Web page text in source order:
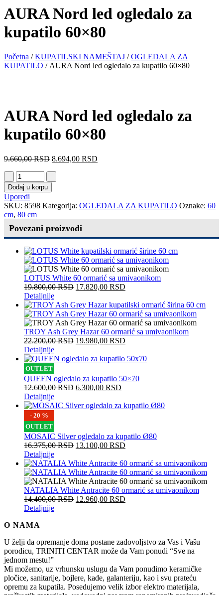
AURA Nord led ogledalo za
kupatilo 60×80
Početna /KUPATILSKI NAMEŠTAJ /OGLEDALA ZA
KUPATILO / AURA Nord led ogledalo za kupatilo 60×80
AURA Nord led ogledalo za
kupatilo 60×80
9.660,00RSD 8.694,00 RSD
Dodaj u korpu
Uporedi
SKU: 8598 Kategorija: OGLEDALA ZA KUPATILO Oznake: 60
cm, 80 cm
Povezani proizvodi
LOTUS White 60 ormarić sa umivaonikom
19.800,00RSD 17.820,00 RSD
Detaljnije
TROY Ash Grey Hazar 60 ormarić sa umivaonikom
22.200,00RSD 19.980,00 RSD
Detaljnije
OUTLET
QUEEN ogledalo za kupatilo 50×70
12.600,00RSD 6.300,00 RSD
Detaljnije
- 20 %
OUTLET
MOSAIC Silver ogledalo za kupatilo Ø80
16.375,00RSD 13.100,00 RSD
Detaljnije
NATALIA White Antracite 60 ormarić sa umivaonikom
14.400,00RSD 12.960,00 RSD
Detaljnije
O NAMA
U želji da opremanje doma postane zadovoljstvo za Vas i Vašu
porodicu, TRINITI CENTAR može da Vam ponudi “Sve na
jednom mestu!”
Mi možemo, uz vrhunsku uslugu da Vam ponudimo keramičke
pločice, sanitarije, bojlere, kade, galanteriju, kao i svu prateću
opremu za kupatila. Posedujemo velik izbor elektro materijala,